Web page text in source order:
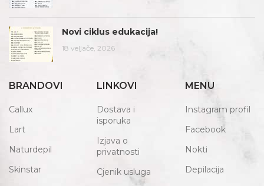
Novi ciklus edukacija!
18 veljače, 2026
BRANDOVI
Callux
Lart
Naturdepil
Skinstar
LINKOVI
Dostava i
isporuka
Izjava o
privatnosti
Cjenik usluga
MENU
Instagram profil
Facebook
Nokti
Depilacija